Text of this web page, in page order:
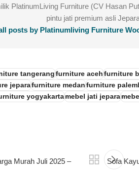
PlatinumLiving Furniture (CV Hasan
pintu jati premium asli
posts by Platinumliving Furniture
tangerangfurniture aceh furniture
jeparafurniture medan furniture
yogyakartamebel jati jepara
Murah Juli 2025 –
Sofa